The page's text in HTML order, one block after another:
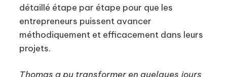
détaillé étape par étape pour que les
entrepreneurs puissent avancer
méthodiquement et efficacement dans leurs
projets.
Thomas a pu transformer en quelques jours